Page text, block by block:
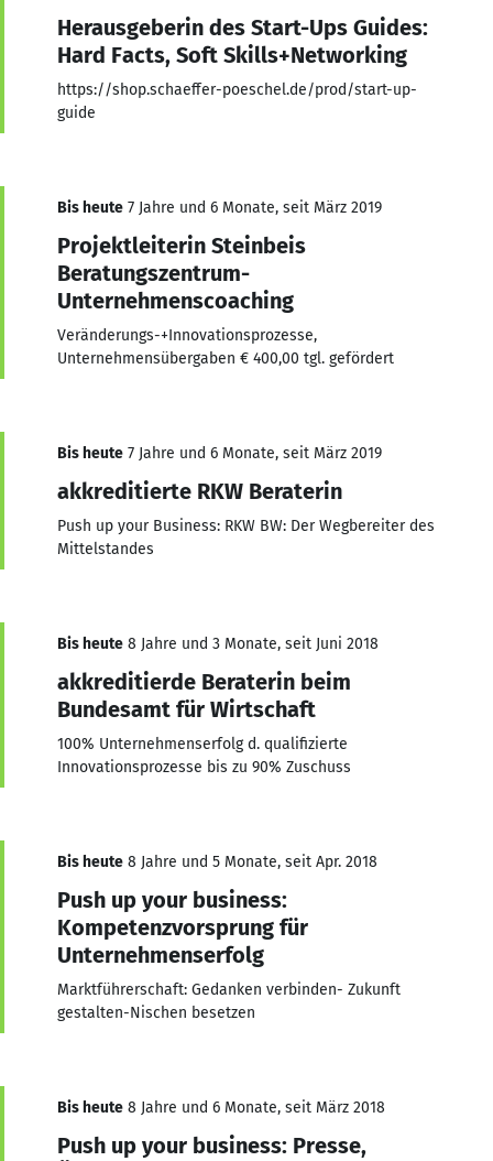
Herausgeberin des Start-Ups Guides:
Hard Facts, Soft Skills+Networking
https://shop.schaeffer-poeschel.de/prod/start-up-
guide
Bis heute 7 Jahre und 6 Monate, seit März 2019
Projektleiterin Steinbeis
Beratungszentrum-
Unternehmenscoaching
Veränderungs-+Innovationsprozesse,
Unternehmensübergaben € 400,00 tgl. gefördert
Bis heute 7 Jahre und 6 Monate, seit März 2019
akkreditierte RKW Beraterin
Push up your Business: RKW BW: Der Wegbereiter des
Mittelstandes
Bis heute 8 Jahre und 3 Monate, seit Juni 2018
akkreditierde Beraterin beim
Bundesamt für Wirtschaft
100% Unternehmenserfolg d. qualifizierte
Innovationsprozesse bis zu 90% Zuschuss
Bis heute 8 Jahre und 5 Monate, seit Apr. 2018
Push up your business:
Kompetenzvorsprung für
Unternehmenserfolg
Marktführerschaft: Gedanken verbinden- Zukunft
gestalten-Nischen besetzen
Bis heute 8 Jahre und 6 Monate, seit März 2018
Push up your business: Presse,